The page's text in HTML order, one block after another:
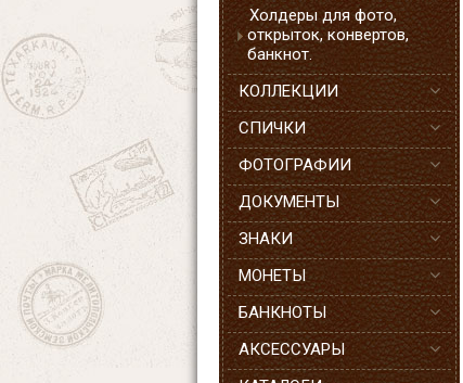
Холдеры для фото,
открыток, конвертов,
банкнот.
КОЛЛЕКЦИИ
СПИЧКИ
ФОТОГРАФИИ
ДОКУМЕНТЫ
ЗНАКИ
МОНЕТЫ
БАНКНОТЫ
АКСЕССУАРЫ